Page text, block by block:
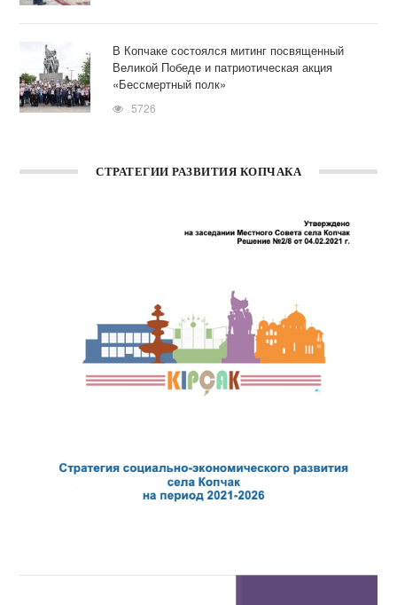
В Копчаке состоялся митинг посвященный
Великой Победе и патриотическая акция
«Бессмертный полк»
5726
СТРАТЕГИИ РАЗВИТИЯ КОПЧАКА